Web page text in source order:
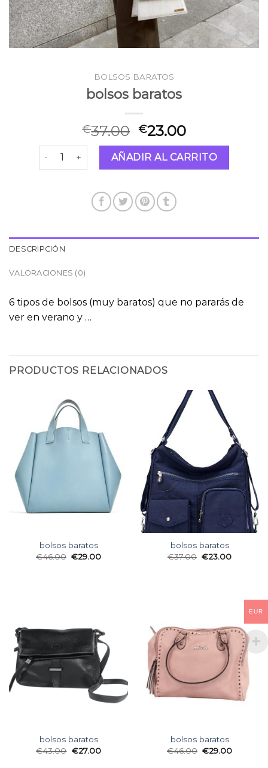
BOLSOS BARATOS
bolsos baratos
€37.00 €23.00
bolsos baratos cantidadAÑADIR AL CARRITO
DESCRIPCIÓN
VALORACIONES (0)
6 tipos de bolsos (muy baratos) que no pararás de
ver en verano y …
PRODUCTOS RELACIONADOS
bolsos baratos
€46.00 €29.00
bolsos baratos
€37.00 €23.00
bolsos baratos
€43.00 €27.00
bolsos baratos
€46.00 €29.00
EUR